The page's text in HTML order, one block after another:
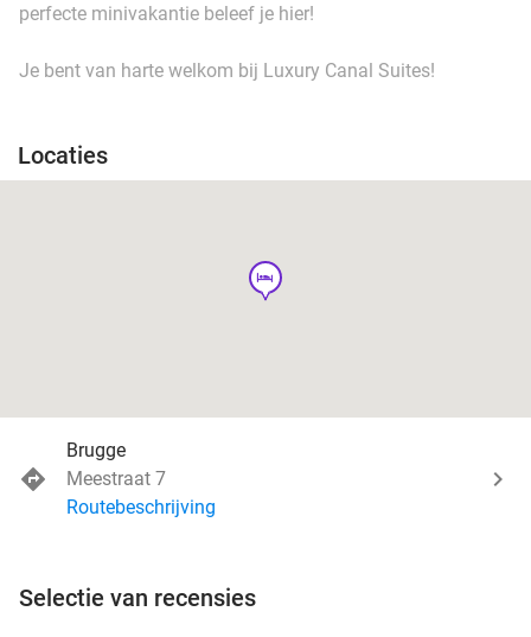
perfecte minivakantie beleef je hier!
Je bent van harte welkom bij Luxury Canal Suites!
Locaties
hotel
Brugge
Meestraat 7
Routebeschrijving
Selectie van recensies